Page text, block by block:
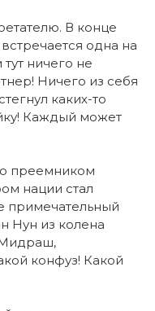
В конце
одна на
тут ничего не
Ничего из себя
каких-то
Каждый может
преемником
нации стал
примечательный
Нун из колена
конфуз! Какой